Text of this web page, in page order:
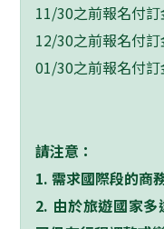
11/30之前報名付
12/30之前報名付
01/30之前報名付
請注意：
1. 需求國際段的商
2. 由於旅遊國家